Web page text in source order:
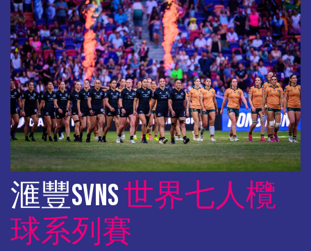
滙豐SVNS世界七人欖
球系列賽